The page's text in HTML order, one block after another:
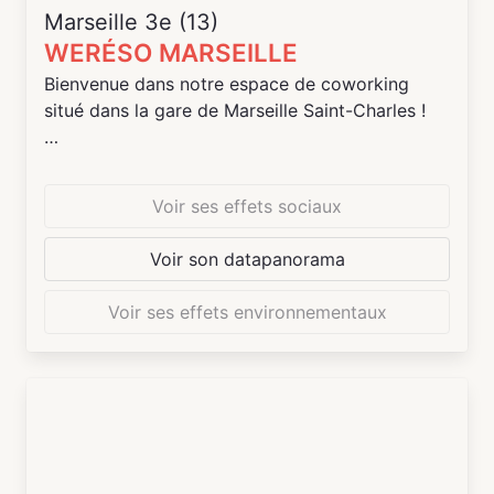
Marseille 3e (13)
WERÉSO MARSEILLE
Bienvenue dans notre espace de coworking
situé dans la gare de Marseille Saint-Charles !
de nombreuses fresques à l'intérieur des
espaces.
et des espaces partagés pour vous détendre
Voir ses effets sociaux
Voir son datapanorama
Voir ses effets environnementaux